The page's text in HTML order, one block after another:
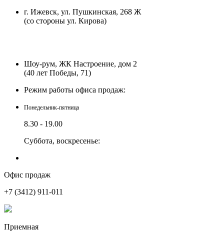
г. Ижевск, ул. Пушкинская, 268 Ж
(со стороны ул. Кирова)
Шоу-рум, ЖК Настроение, дом 2
(40 лет Победы, 71)
Режим работы офиса продаж:
Понедельник-пятница
8.30 - 19.00
Суббота, воскресенье:
Офис продаж
+7 (3412) 911-011
Приемная